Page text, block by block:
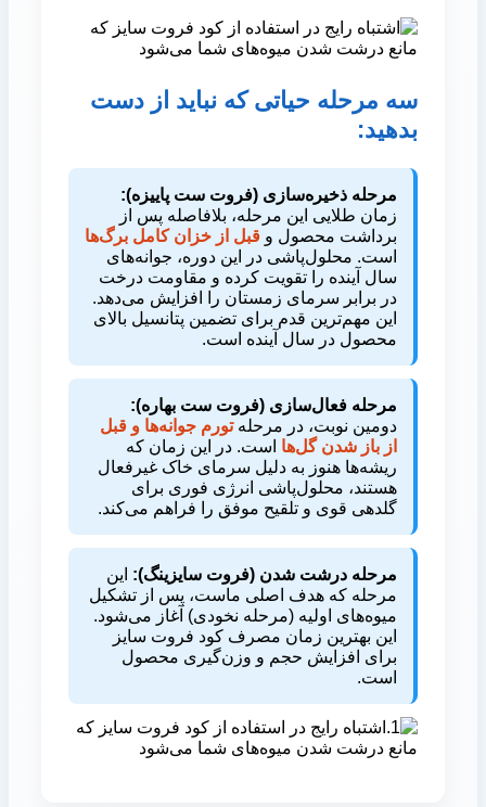
سه مرحله حیاتی که نباید از دست
بدهید:
مرحله ذخیره‌سازی (فروت ست پاییزه):
زمان طلایی این مرحله، بلافاصله پس از
برداشت محصول و قبل از خزان کامل برگ‌ها
است. محلول‌پاشی در این دوره، جوانه‌های
سال آینده را تقویت کرده و مقاومت درخت
در برابر سرمای زمستان را افزایش می‌دهد.
این مهم‌ترین قدم برای تضمین پتانسیل بالای
محصول در سال آینده است.
مرحله فعال‌سازی (فروت ست بهاره):
دومین نوبت، در مرحلهتورم جوانه‌ها و قبل
از باز شدن گل‌ها است. در این زمان که
ریشه‌ها هنوز به دلیل سرمای خاک غیرفعال
هستند، محلول‌پاشی انرژی فوری برای
گلدهی قوی و تلقیح موفق را فراهم می‌کند.
مرحله درشت شدن (فروت سایزینگ):این
مرحله که هدف اصلی ماست، پس از تشکیل
میوه‌های اولیه (مرحله نخودی) آغاز می‌شود.
این بهترین زمان مصرف کود فروت سایز
برای افزایش حجم و وزن‌گیری محصول
است.